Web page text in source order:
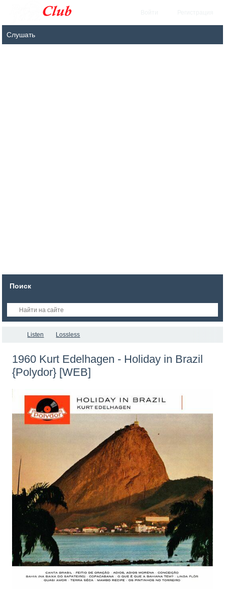
Поиск
Listen Lossless
1960 Kurt Edelhagen - Holiday in Brazil
{Polydor} [WEB]